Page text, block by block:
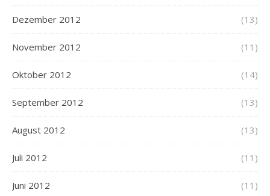
Dezember 2012 (13)
November 2012 (11)
Oktober 2012 (14)
September 2012 (13)
August 2012 (13)
Juli 2012 (11)
Juni 2012 (11)